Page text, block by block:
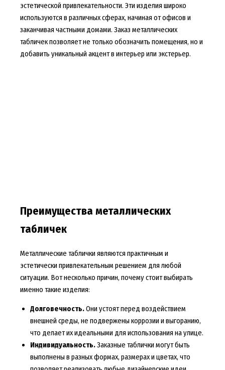
эстетической привлекательности. Эти изделия широко
используются в различных сферах, начиная от офисов и
заканчивая частными домами. Заказ металлических
табличек позволяет не только обозначить помещения, но и
добавить уникальный акцент в интерьер или экстерьер.
Преимущества металлических
табличек
Металлические таблички являются практичным и
эстетически привлекательным решением для любой
ситуации. Вот несколько причин, почему стоит выбирать
именно такие изделия:
Долговечность.Они устоят перед воздействием
внешней среды, не подвержены коррозии и выгоранию,
что делает их идеальными для использования на улице.
Индивидуальность.Заказные таблички могут быть
выполнены в разных формах, размерах и цветах, что